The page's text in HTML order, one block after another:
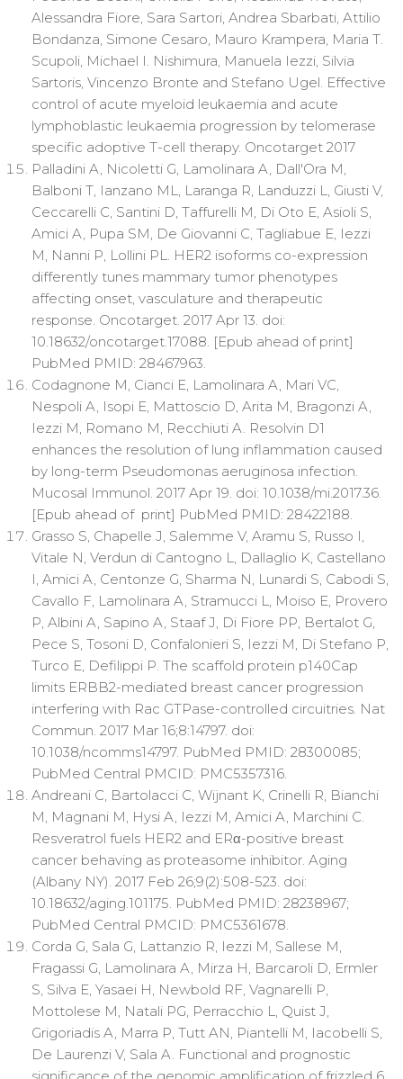
Alessandra Fiore, Sara Sartori, Andrea Sbarbati, Attilio
Bondanza, Simone Cesaro, Mauro Krampera, Maria T.
Scupoli, Michael I. Nishimura, Manuela Iezzi, Silvia
Sartoris, Vincenzo Bronte and Stefano Ugel. Effective
control of acute myeloid leukaemia and acute
lymphoblastic leukaemia progression by telomerase
specific adoptive T-cell therapy. Oncotarget 2017
Palladini A, Nicoletti G, Lamolinara A, Dall'Ora M,
Balboni T, Ianzano ML, Laranga R, Landuzzi L, Giusti V,
Ceccarelli C, Santini D, Taffurelli M, Di Oto E, Asioli S,
Amici A, Pupa SM, De Giovanni C, Tagliabue E, Iezzi
M, Nanni P, Lollini PL. HER2 isoforms co-expression
differently tunes mammary tumor phenotypes
affecting onset, vasculature and therapeutic
response. Oncotarget. 2017 Apr 13. doi:
10.18632/oncotarget.17088. [Epub ahead of print]
PubMed PMID: 28467963.
Codagnone M, Cianci E, Lamolinara A, Mari VC,
Nespoli A, Isopi E, Mattoscio D, Arita M, Bragonzi A,
Iezzi M, Romano M, Recchiuti A. Resolvin D1
enhances the resolution of lung inflammation caused
by long-term Pseudomonas aeruginosa infection.
Mucosal Immunol. 2017 Apr 19. doi: 10.1038/mi.2017.36.
[Epub ahead of print] PubMed PMID: 28422188.
Grasso S, Chapelle J, Salemme V, Aramu S, Russo I,
Vitale N, Verdun di Cantogno L, Dallaglio K, Castellano
I, Amici A, Centonze G, Sharma N, Lunardi S, Cabodi S,
Cavallo F, Lamolinara A, Stramucci L, Moiso E, Provero
P, Albini A, Sapino A, Staaf J, Di Fiore PP, Bertalot G,
Pece S, Tosoni D, Confalonieri S, Iezzi M, Di Stefano P,
Turco E, Defilippi P. The scaffold protein p140Cap
limits ERBB2-mediated breast cancer progression
interfering with Rac GTPase-controlled circuitries. Nat
Commun. 2017 Mar 16;8:14797. doi:
10.1038/ncomms14797. PubMed PMID: 28300085;
PubMed Central PMCID: PMC5357316.
Andreani C, Bartolacci C, Wijnant K, Crinelli R, Bianchi
M, Magnani M, Hysi A, Iezzi M, Amici A, Marchini C.
Resveratrol fuels HER2 and ERα-positive breast
cancer behaving as proteasome inhibitor. Aging
(Albany NY). 2017 Feb 26;9(2):508-523. doi:
10.18632/aging.101175. PubMed PMID: 28238967;
PubMed Central PMCID: PMC5361678.
Corda G, Sala G, Lattanzio R, Iezzi M, Sallese M,
Fragassi G, Lamolinara A, Mirza H, Barcaroli D, Ermler
S, Silva E, Yasaei H, Newbold RF, Vagnarelli P,
Mottolese M, Natali PG, Perracchio L, Quist J,
Grigoriadis A, Marra P, Tutt AN, Piantelli M, Iacobelli S,
De Laurenzi V, Sala A. Functional and prognostic